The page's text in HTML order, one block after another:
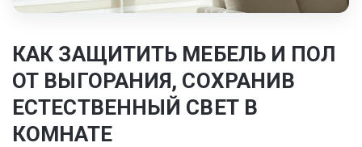
КАК ЗАЩИТИТЬ МЕБЕЛЬ И ПОЛ
ОТ ВЫГОРАНИЯ, СОХРАНИВ
ЕСТЕСТВЕННЫЙ СВЕТ В
КОМНАТЕ